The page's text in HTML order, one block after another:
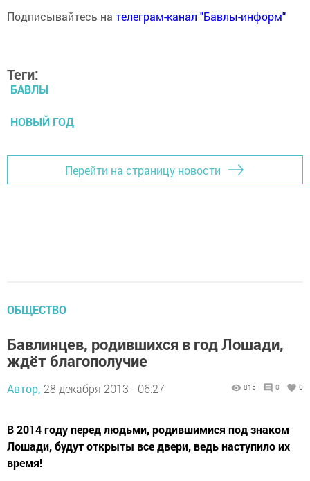
Подписывайтесь на телеграм-канал "Бавлы-информ"
Теги:
БАВЛЫ
НОВЫЙ ГОД
Перейти на страницу новости
ОБЩЕСТВО
Бавлинцев, родившихся в год Лошади,
ждёт благополучие
Автор, 28 декабря 2013 - 06:27 815 0 0
В 2014 году перед людьми, родившимися под знаком
Лошади, будут открыты все двери, ведь наступило их
время!